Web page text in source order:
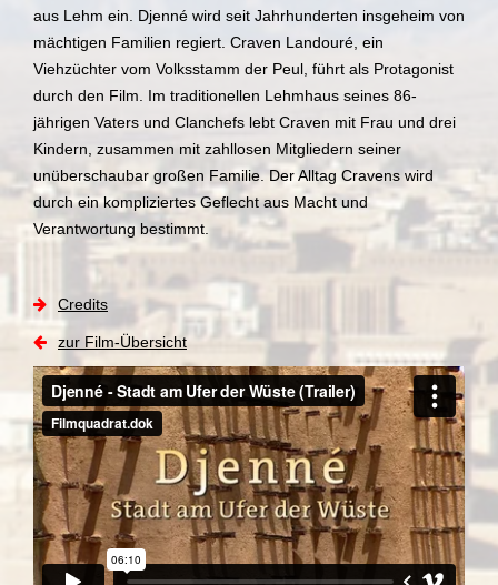
aus Lehm ein. Djenné wird seit Jahrhunderten insgeheim von
mächtigen Familien regiert. Craven Landouré, ein
Viehzüchter vom Volksstamm der Peul, führt als Protagonist
durch den Film. Im traditionellen Lehmhaus seines 86-
jährigen Vaters und Clanchefs lebt Craven mit Frau und drei
Kindern, zusammen mit zahllosen Mitgliedern seiner
unüberschaubar großen Familie. Der Alltag Cravens wird
durch ein kompliziertes Geflecht aus Macht und
Verantwortung bestimmt.
Credits
zur Film-Übersicht